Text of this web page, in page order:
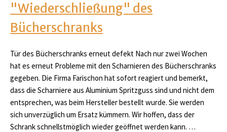
"Wiederschließung" des
Bücherschranks
Tür des Bücherschranks erneut defekt Nach nur zwei Wochen
hat es erneut Probleme mit den Scharnieren des Bücherschranks
gegeben. Die Firma Farischon hat sofort reagiert und bemerkt,
dass die Scharniere aus Aluminium Spritzguss sind und nicht dem
entsprechen, was beim Hersteller bestellt wurde. Sie werden
sich unverzüglich um Ersatz kümmern. Wir hoffen, dass der
Schrank schnellstmöglich wieder geöffnet werden kann. …